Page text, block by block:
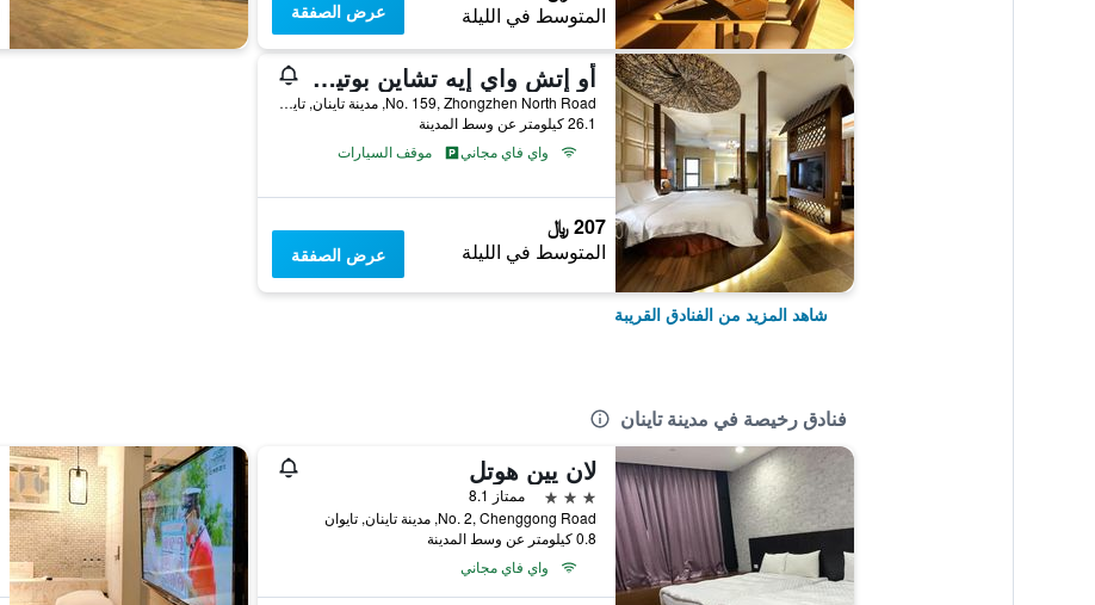
المتوسط في الليلة عرض الصفقة
أو إتش واي إيه تشاين بوتيك موتل - يونج كانج
No. 159, Zhongzhen North Road, مدينة تاينان, تايوان
26.1 كيلومتر عن وسط المدينة
واي فاي مجاني
موقف السيارات
207 ﷼
المتوسط في الليلة عرض الصفقة
شاهد المزيد من الفنادق القريبة
فنادق رخيصة في مدينة تاينان
لان يين هوتل
3 نجوم
ممتاز 8.1
No. 2, Chenggong Road, مدينة تاينان, تايوان
0.8 كيلومتر عن وسط المدينة
واي فاي مجاني